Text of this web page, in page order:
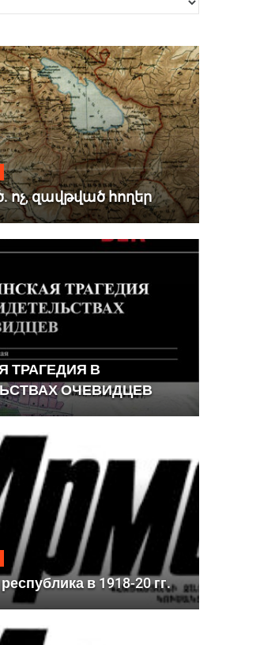
ոչ, զավթված հողեր
ТРАГЕДИЯ В
ОЧЕВИДЦЕВ
в 1918-20 гг.